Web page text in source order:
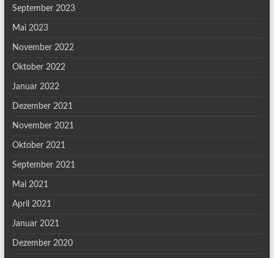
September 2023
Mai 2023
November 2022
Oktober 2022
Januar 2022
Dezember 2021
November 2021
Oktober 2021
September 2021
Mai 2021
April 2021
Januar 2021
Dezember 2020